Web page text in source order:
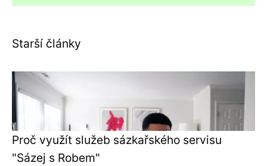
Starší články
Proč využít služeb sázkařského servisu
"Sázej s Robem"